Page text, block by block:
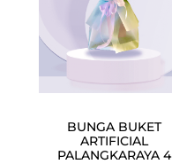
BUNGA BUKET
ARTIFICIAL
PALANGKARAYA 4